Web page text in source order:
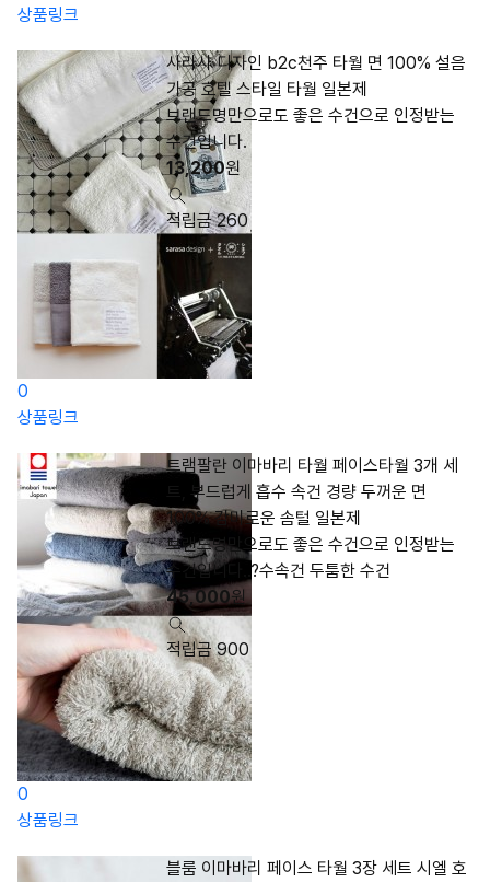
상품링크
0
사라사 디자인 b2c천주 타월 면 100% 설음
가공 호텔 스타일 타월 일본제
브랜드명만으로도 좋은 수건으로 인정받는
수건입니다.
13,200원
적립금 260
상품링크
0
트램팔란 이마바리 타월 페이스타월 3개 세
트, 부드럽게 흡수 속건 경량 두꺼운 면
100% 감미로운 솜털 일본제
브랜드명만으로도 좋은 수건으로 인정받는
수건입니다..?수속건 두툼한 수건
45,000원
적립금 900
상품링크
블룸 이마바리 페이스 타월 3장 세트 시엘 호